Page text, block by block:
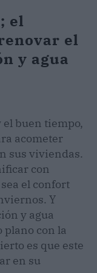
el
el
y agua
el buen tiempo,
acometer
sus viviendas.
con
el confort
Y
y agua
plano con la
es que este
en su